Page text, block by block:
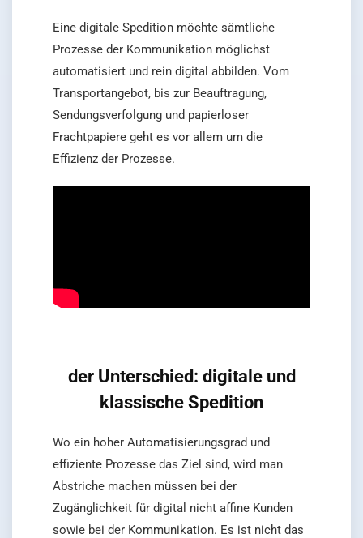
Eine digitale Spedition möchte sämtliche
Prozesse der Kommunikation möglichst
automatisiert und rein digital abbilden. Vom
Transportangebot, bis zur Beauftragung,
Sendungsverfolgung und papierloser
Frachtpapiere geht es vor allem um die
Effizienz der Prozesse.
der Unterschied: digitale und
klassische Spedition
Wo ein hoher Automatisierungsgrad und
effiziente Prozesse das Ziel sind, wird man
Abstriche machen müssen bei der
Zugänglichkeit für digital nicht affine Kunden
sowie bei der Kommunikation. Es ist nicht das